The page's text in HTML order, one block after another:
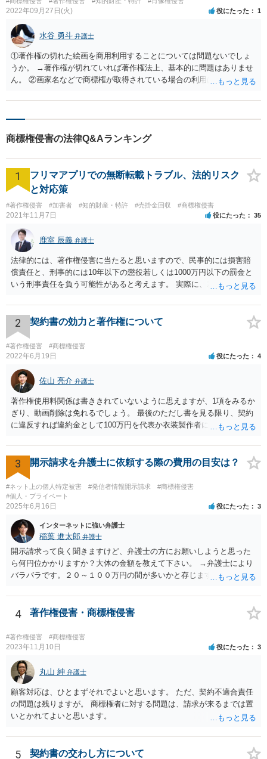
す。
2022年09月27日(火) 役にたった 1
水谷 勇斗 弁護士
①著作権の切れた絵画を商用利用することについては問題ないでしょ
うか。 →著作権が切れていれば著作権法上、基本的に問題はありませ
ん。 ②画家名などで商標権が取得されている場合の利用は違反になり
可能性があります。 ③商標権が取得されている場合、絵画のみの利用
に違反するかどうかの見解は変わります。 二次創作作品のコンセプト
商標権侵害の法律Q&Aランキング
1
フリマアプリでの無断転載トラブル、法的リスク
と対応策
#著作権侵害 #加害者 #知的財産・特許 #売掛金回収 #商標権侵害
2021年11月7日 役にたった 35
鹿室 辰義 弁護士
法律的には、著作権侵害に当たると思いますので、民事的には損害賠
償責任と、刑事的には10年以下の懲役若しくは1000万円以下の罰金と
いう刑事責任を負う可能性があると考えます。 実際に、裁判になった
受理すると、取調べ等の捜査が行われる可能性があります。 そして、
刑事責任を軽くするためには、被害弁償等を行う必要があります。 今
後の対応としては、まずは、弁護士に相談するのが良いと思います。
2 契約書の効力と著作権について
#著作権侵害 #商標権侵害
2022年6月19日 役にたった 4
佐山 亮介 弁護士
著作権使用料関係は書ききれていないように思えますが、1項をみるか
ぎり、動画削除は免れるでしょう。 最後のただし書を見る限り、契約
に違反すれば違約金として100万円を代表か衣装製作者に請求できると
しては少しはっきりしないように思います。 こちらからどの時点で打
って出るかはこちらに都合よく契約書を解釈して決めて良いと思いま
すが、裁判にもつれ込んだ場合、第三者の目から見て客観的にも条件
が守られないとはっきり言えるのは相手が削除請求をしたことが記録
上はっきりするとき（例えばYouTubeへの通報などにより動画を削除
させた時）となるかも知れません。 以上を前提に、まずは動画の配信
は合意に基づく正当な権利だと主張し、相手が反論や削除請求の通
報・裁判等をしてきたら弁護士に依頼して対応するとよいと考えま
す。
3 開示請求を弁護士に依頼する際の費用の目安は？
#ネット上の個人特定被害 #発信者情報開示請求
#商標権侵害
#個人・プライベート
2025年6月16日 役にたった 3
インターネットに強い弁護士
稲葉 進太郎 弁護士
開示請求って良く聞きますけど、弁護士の方にお願いしようと思った
ら何円位かかりますか？大体の金額を教えて下さい。 →弁護士により
バラバラです。２０～１００万円の間が多いかと存じます。
4 著作権侵害・商標権侵害
#著作権侵害 #商標権侵害
2023年11月10日 役にたった 3
丸山 紳 弁護士
顧客対応は、ひとまずそれでよいと思います。 ただ、契約不適合責任
の問題は残りますが。 商標権者に対する問題は、請求が来るまでは置
いとかれてよいと思います。
5 契約書の交わし方について